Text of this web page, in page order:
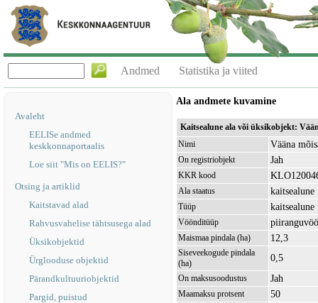
Andmed Statistika ja viited
Avaleht
EELISe andmed
keskkonnaportaalis
Loe siit "Mis on EELIS?"
Otsing ja artiklid
Kaitstavad alad
Rahvusvahelise tähtsusega alad
Üksikobjektid
Ürglooduse objektid
Pärandkultuuriobjektid
Pargid, puistud
Ala andmete kuvamine
Kaitsealune ala või üksikobjekt:
Nimi
Vääna
On registriobjekt Jah
KKR kood
Ala staatus kaitsealune
Tüüp kaitsealune
Vöönditüüp
Maismaa pindala (ha) 12,3
Siseveekogude pindala
(ha)
0,5
On maksusoodustus Jah
Maamaksu protsent 50